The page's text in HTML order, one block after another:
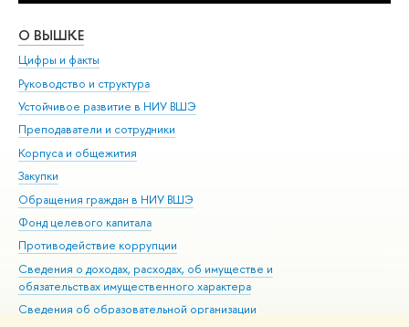
О ВЫШКЕ
Цифры и факты
Руководство и структура
Устойчивое развитие в НИУ ВШЭ
Преподаватели и сотрудники
Корпуса и общежития
Закупки
Обращения граждан в НИУ ВШЭ
Фонд целевого капитала
Противодействие коррупции
Сведения о доходах, расходах, об имуществе и
обязательствах имущественного характера
Сведения об образовательной организации